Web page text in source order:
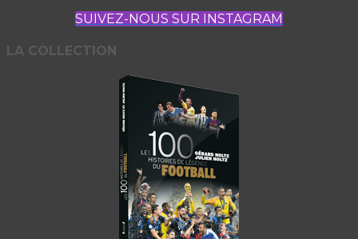
SUIVEZ-NOUS SUR INSTAGRAM
LA COLLECTION